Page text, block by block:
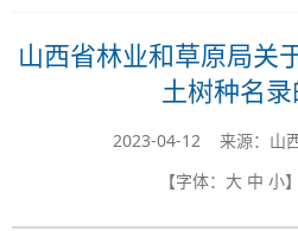
山西省林业和草原局关
土树种名
2023-04-12 来源：山
【字体： 大 中 小】